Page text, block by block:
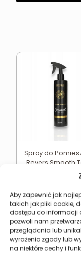
Aby zapewnić jak
takich jak pliki cookie,
dostępu do informacji
pozwoli nam
przeglądania lub
wyrażenia zgody lub
na niektóre cechy i
Spray do
Revers Smooth
Dodaj do
Revers Cosmetics